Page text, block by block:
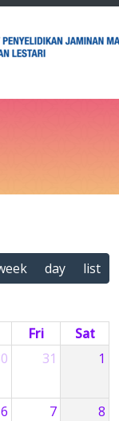
day list
Fri
Sat
31 1
6 7 8